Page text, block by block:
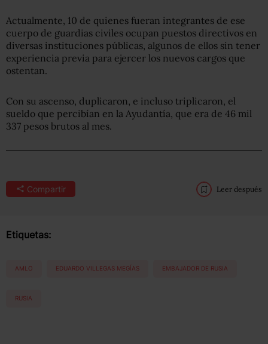
Actualmente, 10 de quienes fueran integrantes de ese
cuerpo de guardias civiles ocupan puestos directivos en
diversas instituciones públicas, algunos de ellos sin tener
experiencia previa para ejercer los nuevos cargos que
ostentan.
Con su ascenso, duplicaron, e incluso triplicaron, el
sueldo que percibían en la Ayudantía, que era de 46 mil
337 pesos brutos al mes.
Compartir Leer después
Etiquetas:
AMLO EDUARDO VILLEGAS MEGÍAS EMBAJADOR DE RUSIA
RUSIA